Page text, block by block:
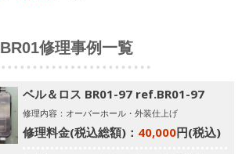
BR01修理事例一覧
ベル＆ロス BR01-97 ref.BR01-97
修理内容：オーバーホール・外装仕上げ
修理料金(税込総額)： 40,000円(税込)